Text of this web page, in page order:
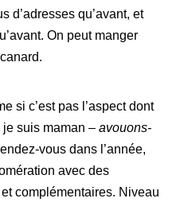
d’adresses qu’avant, et
On peut manger
si c’est pas l’aspect dont
je suis maman –avouons-
vous dans l’année,
avec des
complémentaires. Niveau